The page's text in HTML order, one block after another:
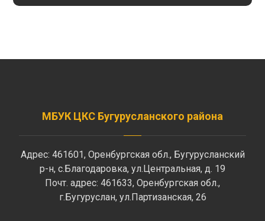
МБУК ЦКС Бугурусланского района
Адрес: 461601, Оренбургская обл., Бугурусланский
р-н, с.Благодаровка, ул.Центральная, д. 19
Почт. адрес: 461633, Оренбургская обл.,
г.Бугуруслан, ул.Партизанская, 26